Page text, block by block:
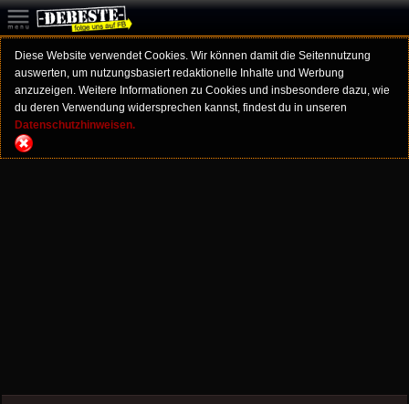
Diese Website verwendet Cookies. Wir können damit die Seitennutzung
auswerten, um nutzungsbasiert redaktionelle Inhalte und Werbung
anzuzeigen. Weitere Informationen zu Cookies und insbesondere dazu, wie
du deren Verwendung widersprechen kannst, findest du in unseren
Datenschutzhinweisen.